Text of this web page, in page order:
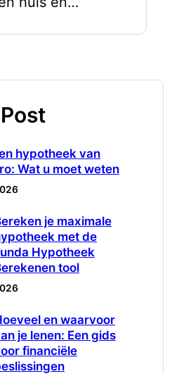
hypotheek van
Wat u moet weten
je maximale
met de
Hypotheek
tool
en waarvoor
je lenen: Een gids
financiële